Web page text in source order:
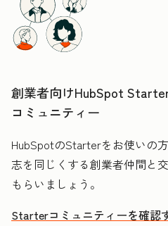
創業者向けHubSpot
コミュニティー
HubSpotのStarterをお使いの
志を同じくする創業者仲間と
もらいましょう。
Starterコミュニティーを確認